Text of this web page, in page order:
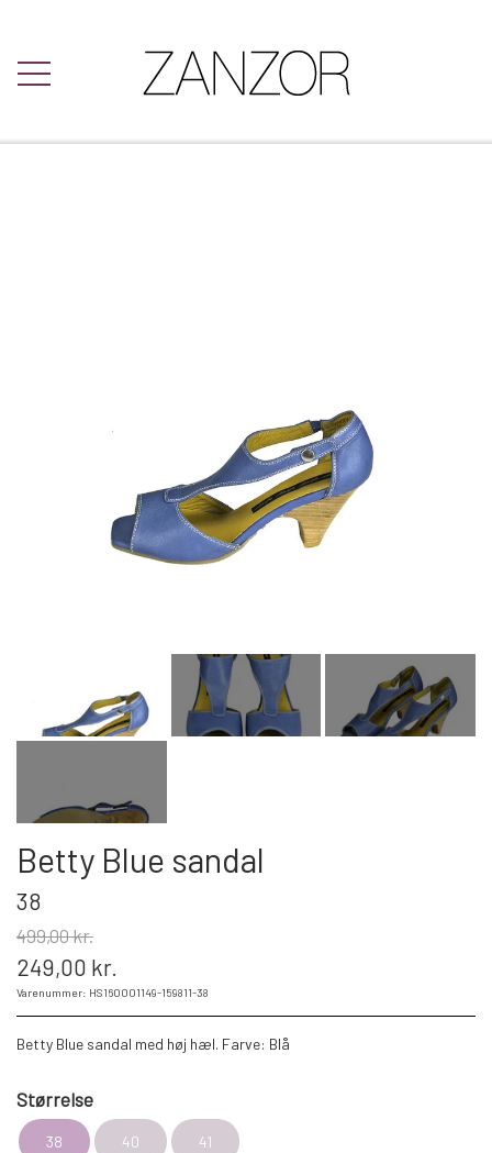
DAMESKO
DAMESTØVLER
Betty Blue sandal
38
499,00 kr.
249,00 kr.
Varenummer: HS160001149-159811-38
Betty Blue sandal med høj hæl. Farve: Blå
Størrelse
38 40 41